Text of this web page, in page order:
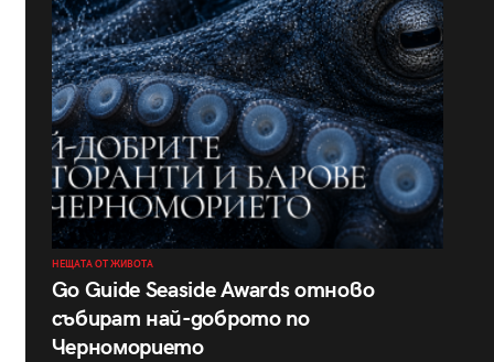
НЕЩАТА ОТ ЖИВОТА
Go Guide Seaside Awards отново
събират най-доброто по
Черноморието